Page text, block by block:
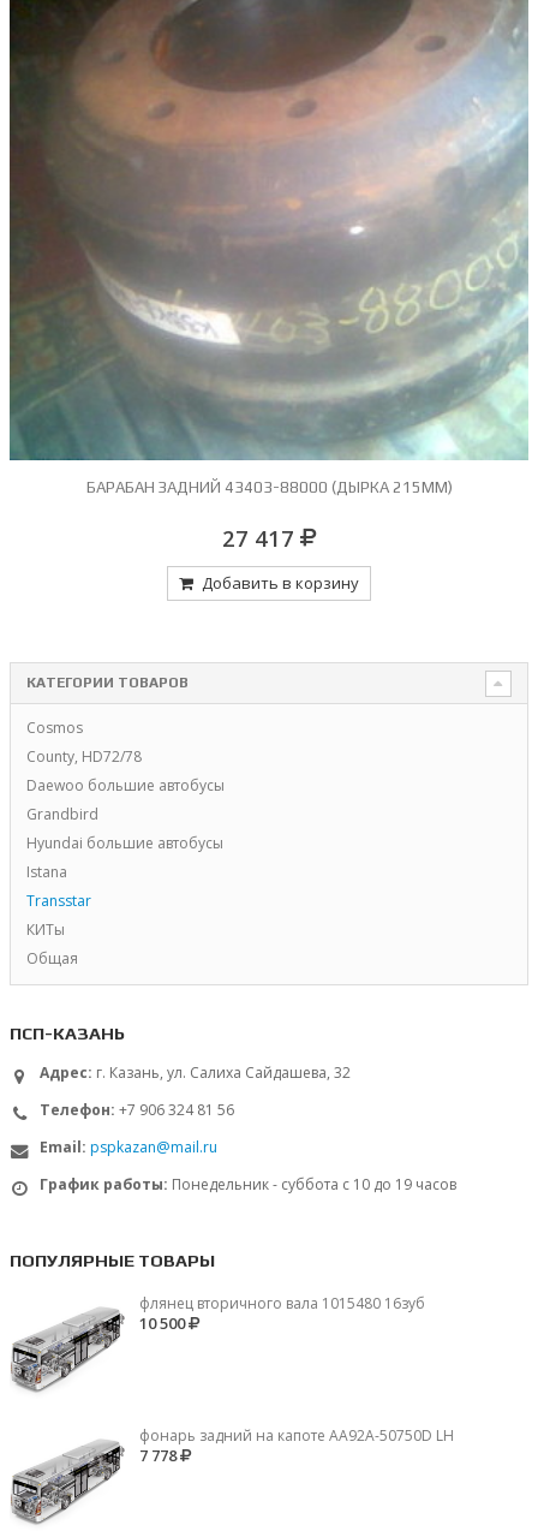
БАРАБАН ЗАДНИЙ 43403-88000 (ДЫРКА 215ММ)
27 417
Добавить в корзину
КАТЕГОРИИ ТОВАРОВ
Cosmos
County, HD72/78
Daewoo большие автобусы
Grandbird
Hyundai большие автобусы
Istana
Transstar
КИТы
Общая
ПСП-КАЗАНЬ
Адрес: г. Казань, ул. Салиха Сайдашева, 32
Телефон: +7 906 324 81 56
Email: pspkazan@mail.ru
График работы: Понедельник - суббота с 10 до 19 часов
ПОПУЛЯРНЫЕ ТОВАРЫ
флянец вторичного вала 1015480 16зуб
10 500
фонарь задний на капоте AA92A-50750D LH
7 778